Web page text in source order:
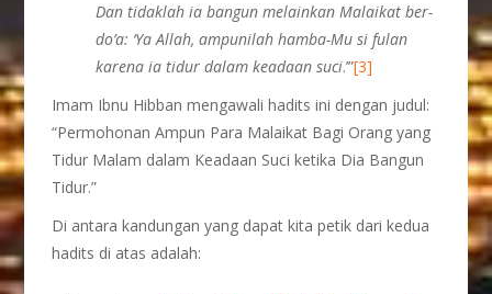
Dan tidaklah ia bangun melainkan Malaikat ber-
do’a: ‘Ya Allah, ampunilah hamba-Mu si fulan
karena ia tidur dalam keadaan suci.’”[3]
Imam Ibnu Hibban mengawali hadits ini dengan judul:
“Permohonan Ampun Para Malaikat Bagi Orang yang
Tidur Malam dalam Keadaan Suci ketika Dia Bangun
Tidur.”
Di antara kandungan yang dapat kita petik dari kedua
hadits di atas adalah: